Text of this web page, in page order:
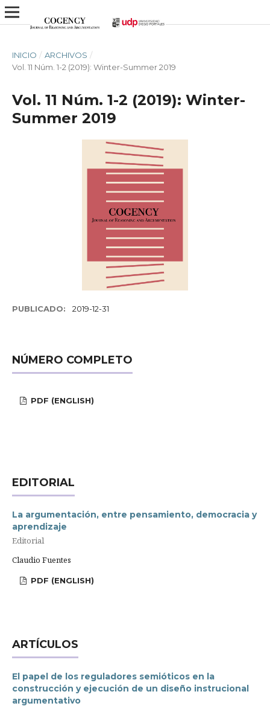
INICIO / ARCHIVOS /
Vol. 11 Núm. 1-2 (2019): Winter-Summer 2019
Vol. 11 Núm. 1-2 (2019): Winter-
Summer 2019
PUBLICADO: 2019-12-31
NÚMERO COMPLETO
PDF (ENGLISH)
EDITORIAL
La argumentación, entre pensamiento, democracia y
aprendizaje
Editorial
Claudio Fuentes
PDF (ENGLISH)
ARTÍCULOS
El papel de los reguladores semióticos en la
construcción y ejecución de un diseño instrucional
argumentativo